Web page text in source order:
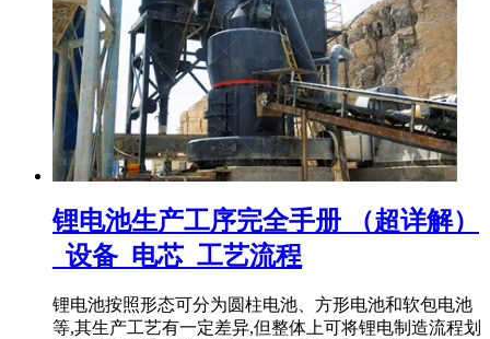
锂电池生产工序完全手册 （超详解）
_设备_电芯_工艺流程
锂电池按照形态可分为圆柱电池、方形电池和软包电池
等,其生产工艺有一定差异,但整体上可将锂电制造流程划